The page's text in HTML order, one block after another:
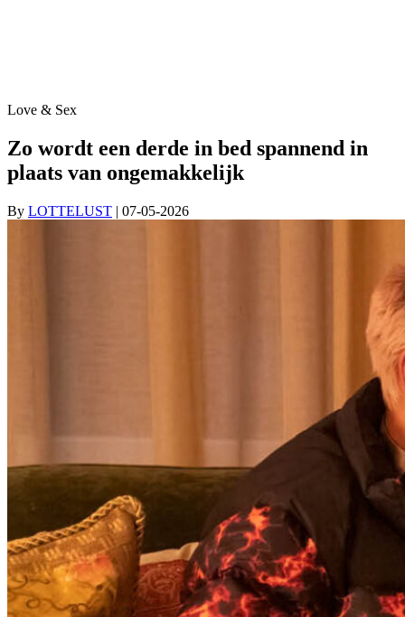
Love & Sex
Zo wordt een derde in bed spannend in
plaats van ongemakkelijk
By LOTTELUST | 07-05-2026